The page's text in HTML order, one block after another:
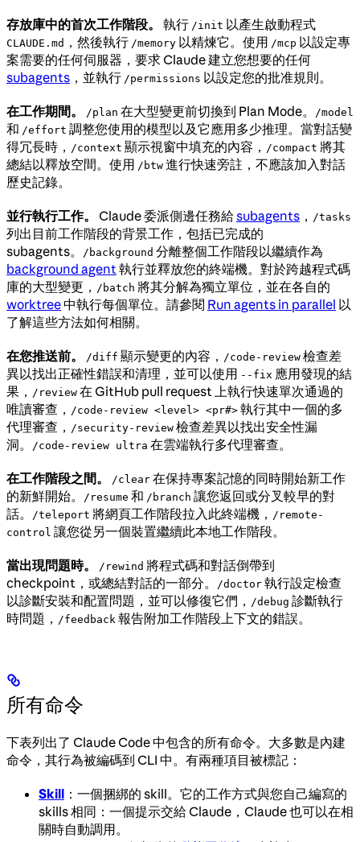
存放庫中的首次工作階段。 執行 /init 以產生啟動程式
CLAUDE.md ，然後執行 /memory 以精煉它。使用 /mcp 以設定專
案需要的任何伺服器，要求 Claude 建立您想要的任何
subagents ，並執行 /permissions 以設定您的批准規則。
在工作期間。 /plan 在大型變更前切換到 Plan Mode。 /model
和 /effort 調整您使用的模型以及它應用多少推理。當對話變
得冗長時， /context 顯示視窗中填充的內容， /compact 將其
總結以釋放空間。使用 /btw 進行快速旁註，不應該加入對話
歷史記錄。
並行執行工作。 Claude 委派側邊任務給subagents ， /tasks
列出目前工作階段的背景工作，包括已完成的
subagents。
/background 分離整個工作階段以繼續作為
background agent執行並釋放您的終端機。對於跨越程式碼
庫的大型變更， /batch 將其分解為獨立單位，並在各自的
worktree中執行每個單位。請參閱 Run agents in parallel 以
了解這些方法如何相關。
在您推送前。 /diff 顯示變更的內容， /code-review 檢查差
異以找出正確性錯誤和清理，並可以使用 --fix 應用發現的結
果， /review 在 GitHub pull request 上執行快速單次通過的
唯讀審查， /code-review <level> <pr#> 執行其中一個的多
代理審查， /security-review 檢查差異以找出安全性漏
洞。
/code-review ultra 在雲端執行多代理審查。
在工作階段之間。 /clear 在保持專案記憶的同時開始新工作
的新鮮開始。
/resume 和 /branch 讓您返回或分叉較早的對
話。
/teleport 將網頁工作階段拉入此終端機， /remote-
control 讓您從另一個裝置繼續此本地工作階段。
當出現問題時。 /rewind 將程式碼和對話倒帶到
checkpoint，或總結對話的一部分。
/doctor 執行設定檢查
以診斷安裝和配置問題，並可以修復它們， /debug 診斷執行
時問題， /feedback 報告附加工作階段上下文的錯誤。
所有命令
下表列出了 Claude Code 中包含的所有命令。大多數是內建
命令，其行為被編碼到 CLI 中。有兩種項目被標記：
Skill ：一個捆綁的 skill。它的工作方式與您自己編寫的
skills 相同：一個提示交給 Claude，Claude 也可以在相
關時自動調用。